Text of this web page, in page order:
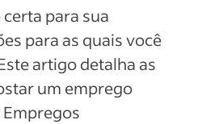
para sua
para as quais você
artigo detalha as
um emprego